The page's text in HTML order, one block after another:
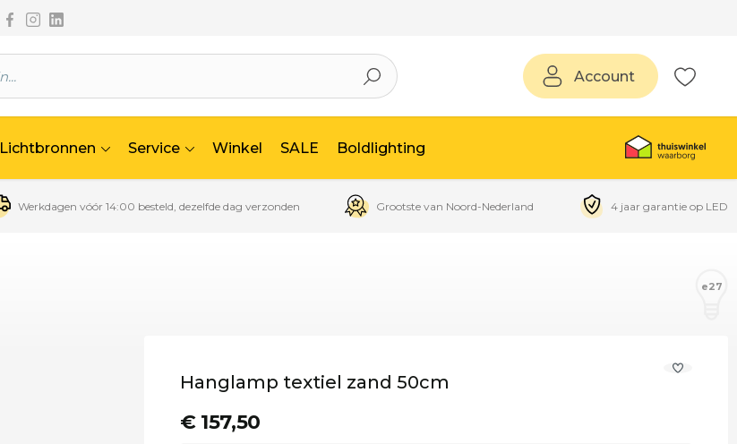
Volg ons via Facebook
Volg ons via Instagram
Volg ons via Linkedin
Account
Lichtbronnen Service Winkel SALE Boldlighting
Werkdagen vóór 14:00 besteld, dezelfde dag verzonden Grootste van Noord-Nederland 4 jaar garantie op LED
e27
Hanglamp textiel zand 50cm
€ 157,50